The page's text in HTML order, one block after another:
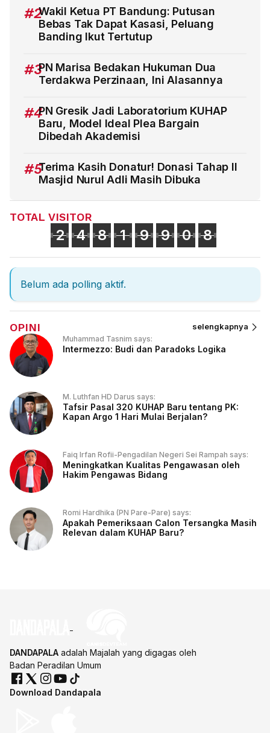
#2Wakil Ketua PT Bandung: Putusan
Bebas Tak Dapat Kasasi, Peluang
Banding Ikut Tertutup
#3PN Marisa Bedakan Hukuman Dua
Terdakwa Perzinaan, Ini Alasannya
#4PN Gresik Jadi Laboratorium KUHAP
Baru, Model Ideal Plea Bargain
Dibedah Akademisi
#5Terima Kasih Donatur! Donasi Tahap II
Masjid Nurul Adli Masih Dibuka
TOTAL VISITOR
2 4 8 1 9 9 0 8
Belum ada polling aktif.
OPINI selengkapnya
Muhammad Tasnim says:
Intermezzo: Budi dan Paradoks Logika
M. Luthfan HD Darus says:
Tafsir Pasal 320 KUHAP Baru tentang PK:
Kapan Argo 1 Hari Mulai Berjalan?
Faiq Irfan Rofii-Pengadilan Negeri Sei Rampah says:
Meningkatkan Kualitas Pengawasan oleh
Hakim Pengawas Bidang
Romi Hardhika (PN Pare-Pare) says:
Apakah Pemeriksaan Calon Tersangka Masih
Relevan dalam KUHAP Baru?
DANDAPALA adalah Majalah yang digagas oleh
Badan Peradilan Umum
Download Dandapala